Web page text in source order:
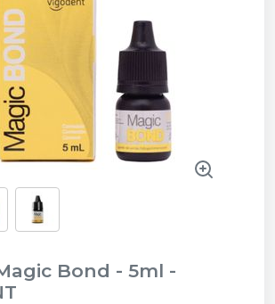
Bond - 5ml -